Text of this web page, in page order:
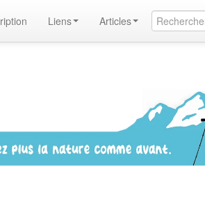
Liens Articles